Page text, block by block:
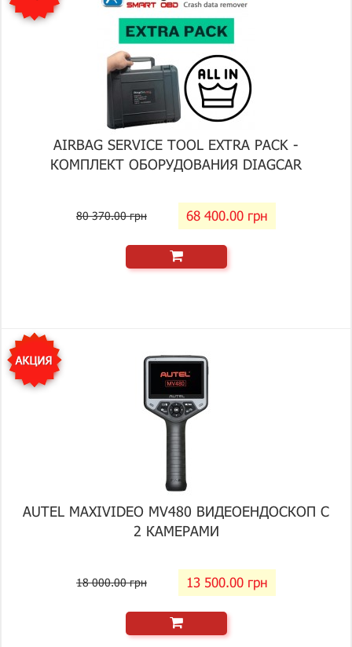
AIRBAG SERVICE TOOL EXTRA PACK -
КОМПЛЕКТ ОБОРУДОВАНИЯ DIAGCAR
80 370.00 грн 68 400.00 грн
AUTEL MAXIVIDEO MV480 ВИДЕОЕНДОСКОП С
2 КАМЕРАМИ
18 000.00 грн 13 500.00 грн